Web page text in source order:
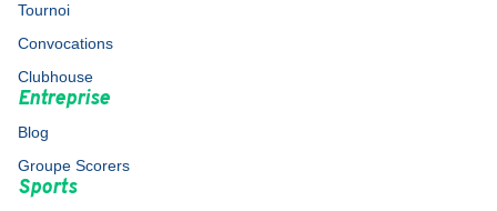
Tournoi
Convocations
Clubhouse
Entreprise
Blog
Groupe Scorers
Sports